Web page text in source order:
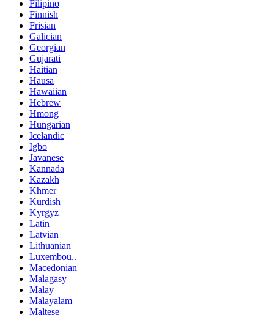
Filipino
Finnish
Frisian
Galician
Georgian
Gujarati
Haitian
Hausa
Hawaiian
Hebrew
Hmong
Hungarian
Icelandic
Igbo
Javanese
Kannada
Kazakh
Khmer
Kurdish
Kyrgyz
Latin
Latvian
Lithuanian
Luxembou..
Macedonian
Malagasy
Malay
Malayalam
Maltese